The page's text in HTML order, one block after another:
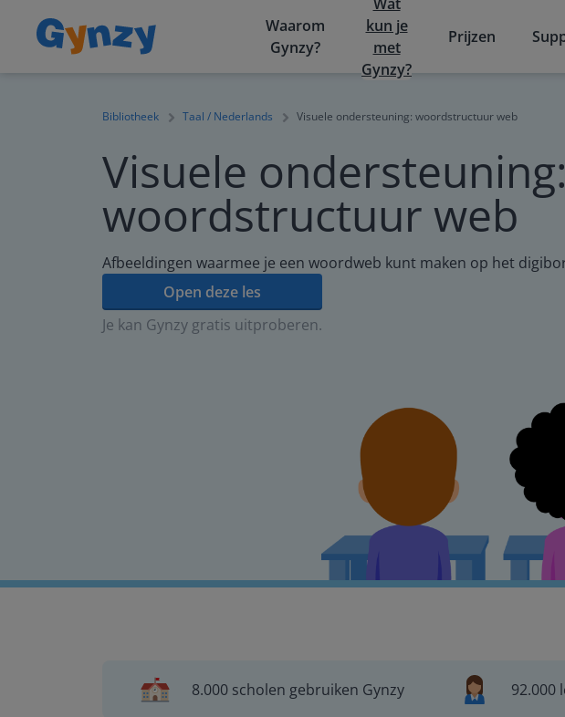
Waarom
Gynzy?
kun je
met
Gynzy?
Prijzen
Bibliotheek Taal / Nederlands Visuele ondersteuning: woordstructuur web
Visuele ondersteuning:
woordstructuur web
Afbeeldingen waarmee je een woordweb kunt maken op het
Open deze les
Je kan Gynzy gratis uitproberen.
8.000 scholen gebruiken Gynzy 92.000